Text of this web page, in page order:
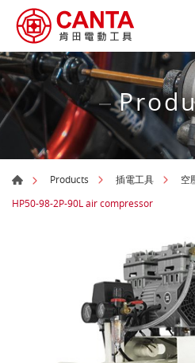
Products 插電工具
空
HP50-98-2P-90L air compressor